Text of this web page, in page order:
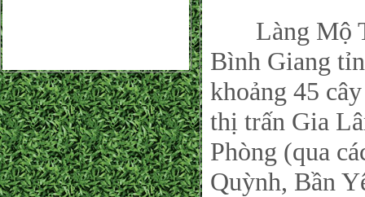
Làng Mộ
Bình Giang
khoảng 45
thị trấn Gia
Phòng (qua
Quỳnh, Bần